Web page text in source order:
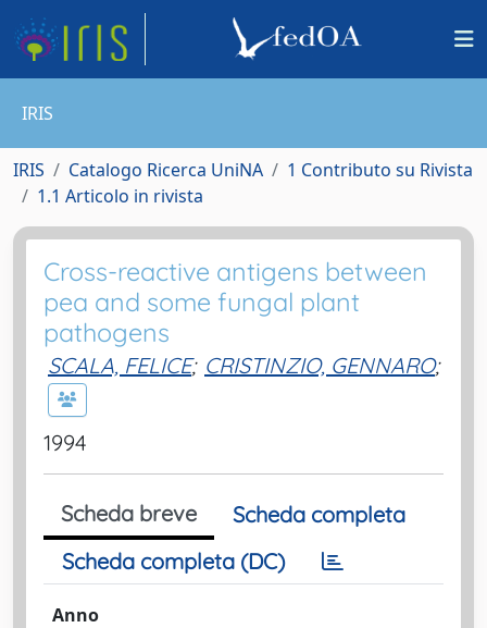
IRIS
IRIS Catalogo Ricerca UniNA
1 Contributo su Rivista
1.1 Articolo in rivista
Cross-reactive antigens between
pea and some fungal plant
pathogens
SCALA, FELICE; CRISTINZIO, GENNARO;
1994
Scheda breve
Scheda completa
Scheda completa (DC)
Anno